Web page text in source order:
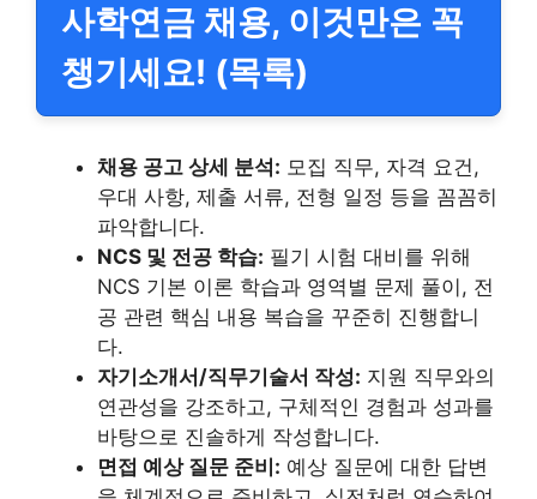
사학연금 채용, 이것만은 꼭
챙기세요! (목록)
채용 공고 상세 분석: 모집 직무, 자격 요건,
우대 사항, 제출 서류, 전형 일정 등을 꼼꼼히
파악합니다.
NCS 및 전공 학습: 필기 시험 대비를 위해
NCS 기본 이론 학습과 영역별 문제 풀이, 전
공 관련 핵심 내용 복습을 꾸준히 진행합니
다.
자기소개서/직무기술서 작성: 지원 직무와의
연관성을 강조하고, 구체적인 경험과 성과를
바탕으로 진솔하게 작성합니다.
면접 예상 질문 준비: 예상 질문에 대한 답변